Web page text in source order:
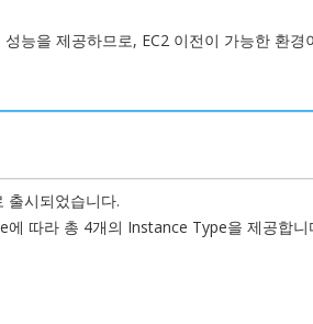
능을 제공하므로, EC2 이전이 가능한 환
출시되었습니다.
에 따라 총 4개의 Instance Type을 제공합니